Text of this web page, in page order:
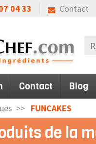
04 33 Contact
Contact Blog
FUNCAKES
de la